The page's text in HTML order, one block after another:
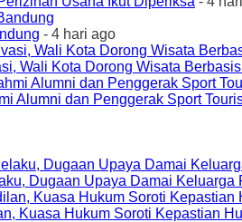
- 4 hari ago
Wali Kota Dorong Wisata
Alumni dan Penggerak Sport
Dugaan Upaya Damai Keluarga
Kuasa Hukum Soroti Kepastian